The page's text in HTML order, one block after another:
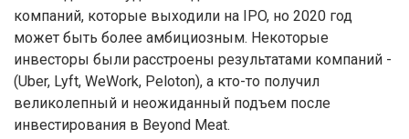
компаний, которые выходили на IPO, но 2020 год
может быть более амбициозным. Некоторые
инвесторы были расстроены результатами компаний -
(Uber, Lyft, WeWork, Peloton), а кто-то получил
великолепный и неожиданный подъем после
инвестирования в Beyond Meat.